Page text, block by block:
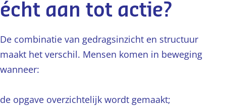
écht aan tot actie?
De combinatie van gedragsinzicht en structuur
maakt het verschil. Mensen komen in beweging
wanneer:
de opgave overzichtelijk wordt gemaakt;